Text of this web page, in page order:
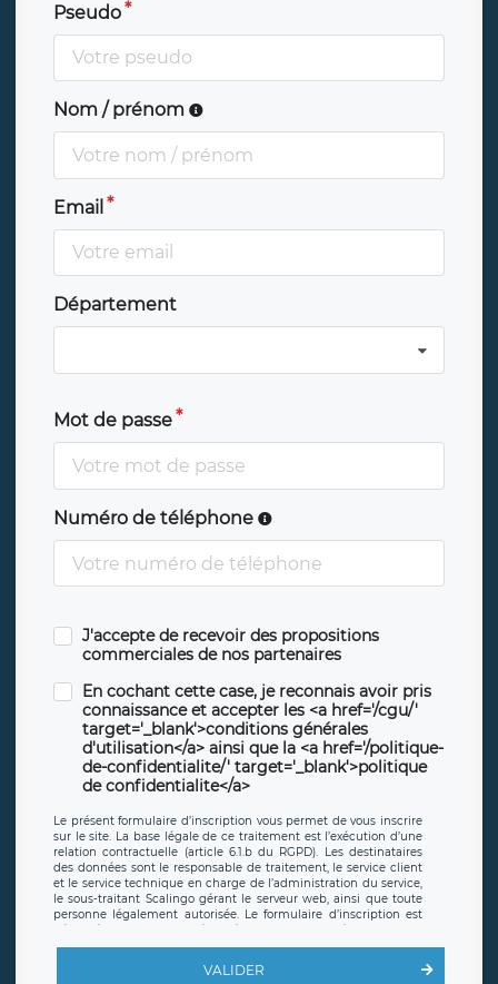
Pseudo
Nom / prénom
Email
Département
Mot de passe
Numéro de téléphone
J'accepte de recevoir des propositions
commerciales de nos partenaires
En cochant cette case, je reconnais avoir pris
connaissance et accepter les <a href='/cgu/'
target='_blank'>conditions générales
d'utilisation</a> ainsi que la <a href='/politique-
de-confidentialite/' target='_blank'>politique
de confidentialite</a>
Le présent formulaire d’inscription vous permet de vous inscrire
sur le site. La base légale de ce traitement est l’exécution d’une
relation contractuelle (article 6.1.b du RGPD). Les destinataires
des données sont le responsable de traitement, le service client
et le service technique en charge de l’administration du service,
le sous-traitant Scalingo gérant le serveur web, ainsi que toute
personne légalement autorisée. Le formulaire d’inscription est
offrant desclauses de protection conformes au RGPD. Les
en sollicite la suppression, étant entendu que vous pouvez
VALIDER